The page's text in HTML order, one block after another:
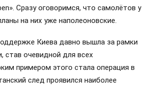
Сразу оговоримся, что самолётов у
на них уже наполеоновские.
Киева давно вышла за рамки
став очевидной для всех
примером этого стала операция в
след проявился наиболее